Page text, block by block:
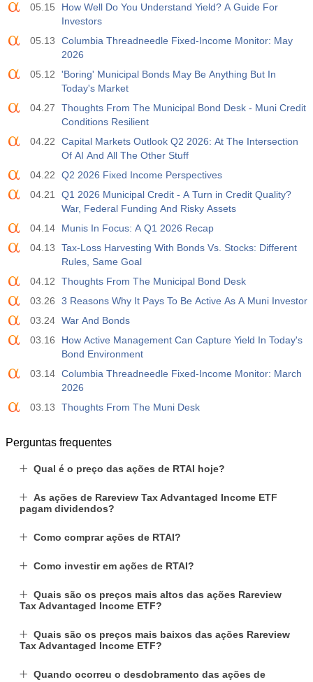
Hughes
Atu.
588
19:00
USD
Mudança de Crédito ao Consumidor do Sistema de
Reserva Federal (FRS) (Mensal)
Atu.
Projeç.
$​11.44 bilh
Prév.
Relatório da CFTC
Atu.
Projeç.
Prév.
USD
Petróleo bruto - Posições Líquidas de Especuladores
120.1 mil
19:30
S&P 500 - Posições Líquidas de Especuladores no
Relatório da CFTC
-17.2 mil
19:30
USD
Nasdaq 100 - Posições líquidas de especuladores no
Atu.
05.15
How Well Do You Understand Yield? A Guide For
Investors
05.13
Columbia Threadneedle Fixed-Income Monitor: May
2026
05.12
'Boring' Municipal Bonds May Be Anything But In
Today's Market
04.27
Thoughts From The Municipal Bond Desk - Muni Credit
Conditions Resilient
04.22
Capital Markets Outlook Q2 2026: At The Intersection
Of AI And All The Other Stuff
04.22
Q2 2026 Fixed Income Perspectives
04.21
Q1 2026 Municipal Credit - A Turn in Credit Quality?
War, Federal Funding And Risky Assets
04.14
Munis In Focus: A Q1 2026 Recap
04.13
Tax-Loss Harvesting With Bonds Vs. Stocks: Different
Rules, Same Goal
04.12
Thoughts From The Municipal Bond Desk
03.26
3 Reasons Why It Pays To Be Active As A Muni Investor
03.24 War And Bonds
03.16
How Active Management Can Capture Yield In Today's
Bond Environment
03.14 Columbia Threadneedle Fixed-Income Monitor: March
2026
03.13
Thoughts From The Muni Desk
Perguntas frequentes
Qual é o preço das ações de RTAI hoje?
As ações de Rareview Tax Advantaged Income ETF
pagam dividendos?
Como comprar ações de RTAI?
Como investir em ações de RTAI?
Quais são os preços mais altos das ações Rareview
Tax Advantaged Income ETF?
Quais são os preços mais baixos das ações Rareview
Tax Advantaged Income ETF?
Quando ocorreu o desdobramento das ações de